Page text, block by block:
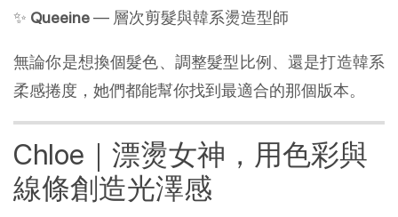
✨ Queeine— 層次剪髮與韓系燙造型師
無論你是想換個髮色、調整髮型比例、還是打造韓系
柔感捲度，她們都能幫你找到最適合的那個版本。
Chloe｜漂燙女神，用色彩與
線條創造光澤感